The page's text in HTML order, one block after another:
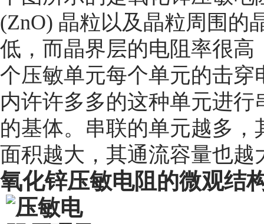
(ZnO) 晶粒以及晶粒周围的
低，而晶界层的电阻率很
个压敏单元每个单元的击穿
内许许多多的这种单元进
的基体。串联的单元越多，
面积越大，其通流容量也越
氧化锌压敏电阻的微观结